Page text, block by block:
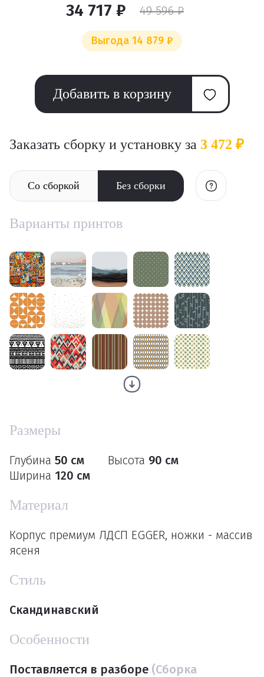
34 717 ₽ 49 596 ₽
Выгода 14 879 ₽
Добавить в корзину
Заказать сборку и установку за 3 472 ₽
Со сборкой Без сборки
Варианты принтов
Размеры
Глубина 50 см Высота 90 см
Ширина 120 см
Материал
Корпус премиум ЛДСП EGGER, ножки - массив
ясеня
Стиль
Скандинавский
Особенности
Поставляется в разборе (Сборка